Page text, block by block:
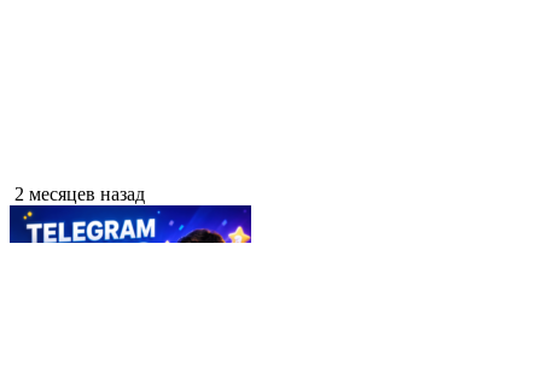
2 месяцев назад